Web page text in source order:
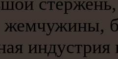
жемчужины,
индустрия